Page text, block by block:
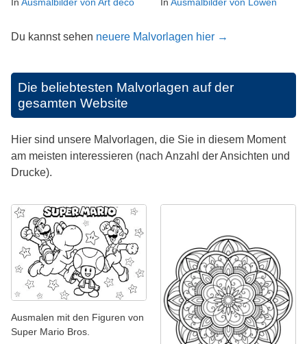
In Ausmalbilder von Art deco
In Ausmalbilder von Löwen
Du kannst sehen neuere Malvorlagen hier →
Die beliebtesten Malvorlagen auf der
gesamten Website
Hier sind unsere Malvorlagen, die Sie in diesem Moment
am meisten interessieren (nach Anzahl der Ansichten und
Drucke).
Ausmalen mit den Figuren von
Super Mario Bros.